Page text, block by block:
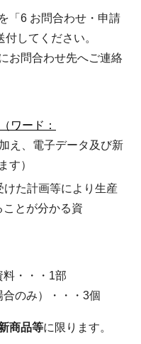
「6 お問合わせ・申請
付してください。
お問合わせ先へご連絡
ワード：
え、電子データ及び新
す）
た計画等により生産
とが分かる資
料・・・1部
のみ）・・・3個
商品等に限ります。